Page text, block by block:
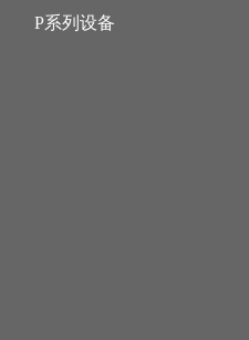
P系列设备